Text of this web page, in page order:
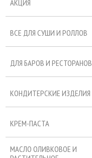
АКЦИЯ
ВСЕ ДЛЯ СУШИ И РОЛЛОВ
ДЛЯ БАРОВ И РЕСТОРАНОВ
КОНДИТЕРСКИЕ ИЗДЕЛИЯ
КРЕМ-ПАСТА
МАСЛО ОЛИВКОВОЕ И